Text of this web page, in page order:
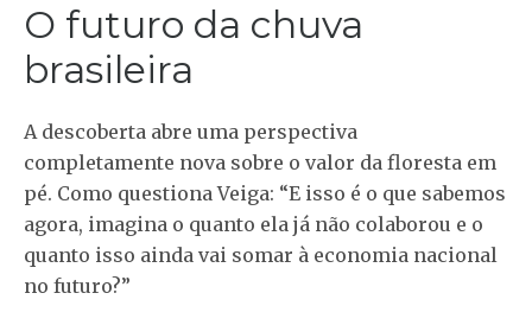
O futuro da chuva
brasileira
A descoberta abre uma perspectiva
completamente nova sobre o valor da floresta em
pé. Como questiona Veiga: “E isso é o que sabemos
agora, imagina o quanto ela já não colaborou e o
quanto isso ainda vai somar à economia nacional
no futuro?”